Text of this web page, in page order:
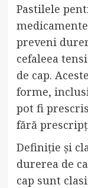
Pastilele
preveni
cefaleea
de cap.
forme,
pot fi
fără
Definiție și
durerea de
cap sunt